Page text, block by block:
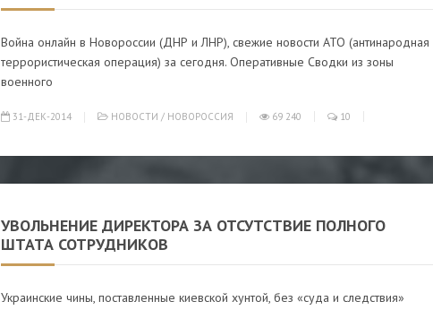
Война онлайн в Новороссии (ДНР и ЛНР), свежие новости АТО (антинародная
террористическая операция) за сегодня. Оперативные Сводки из зоны
военного
31-ДЕК-2014 НОВОСТИ / НОВОРОССИЯ 69 240 10
УВОЛЬНЕНИЕ ДИРЕКТОРА ЗА ОТСУТСТВИЕ ПОЛНОГО
ШТАТА СОТРУДНИКОВ
Украинские чины, поставленные киевской хунтой, без «суда и следствия»